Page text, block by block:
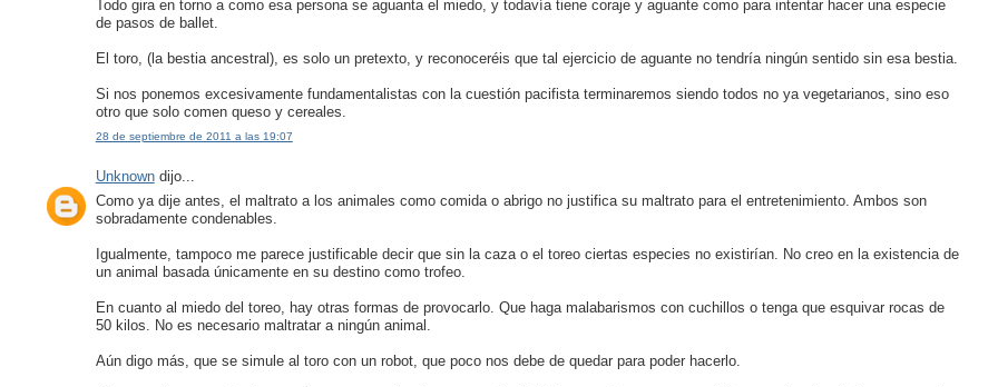
Todo gira en torno a como esa persona se aguanta el miedo, y todavía tiene coraje y aguante como para intentar hacer una especie
de pasos de ballet.
El toro, (la bestia ancestral), es solo un pretexto, y reconoceréis que tal ejercicio de aguante no tendría ningún sentido sin esa bestia.
Si nos ponemos excesivamente fundamentalistas con la cuestión pacifista terminaremos siendo todos no ya vegetarianos, sino eso
otro que solo comen queso y cereales.
28 de septiembre de 2011 a las 19:07
Unknowndijo...
Como ya dije antes, el maltrato a los animales como comida o abrigo no justifica su maltrato para el entretenimiento. Ambos son
sobradamente condenables.
Igualmente, tampoco me parece justificable decir que sin la caza o el toreo ciertas especies no existirían. No creo en la existencia de
un animal basada únicamente en su destino como trofeo.
En cuanto al miedo del toreo, hay otras formas de provocarlo. Que haga malabarismos con cuchillos o tenga que esquivar rocas de
50 kilos. No es necesario maltratar a ningún animal.
Aún digo más, que se simule al toro con un robot, que poco nos debe de quedar para poder hacerlo.